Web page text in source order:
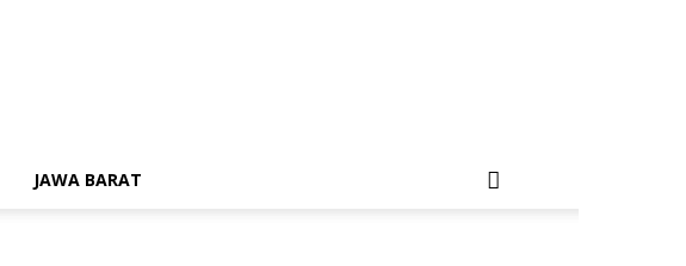
JAWA BARAT